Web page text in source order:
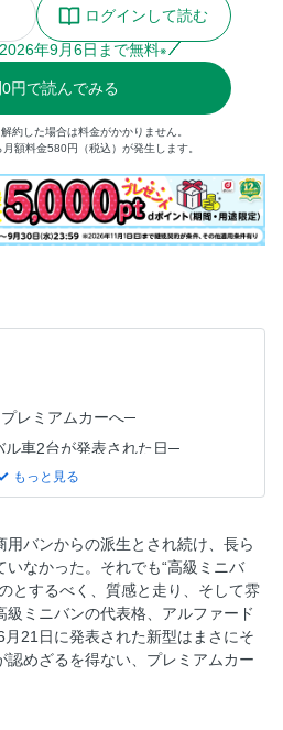
ログインして読む
2026年9月6日まで無料※
0円で読んでみる
約した場合は料金がかかりません。
額料金580円（税込）が発生します。
レミアムカーへ─
車2台が発表された日─
を詳細にチェック
ヴェルファイアを支える最新技術
表＆諸元表
めグレード＆人気オプション
買ったグレードとオプション装備
入者実態調査
用バンからの派生とされ続け、長ら
いなかった。それでも“高級ミニバ
とするべく、質感と走り、そして雰
ミニバンの代表格、アルファード
21日に発表された新型はまさにそ
めざるを得ない、プレミアムカー